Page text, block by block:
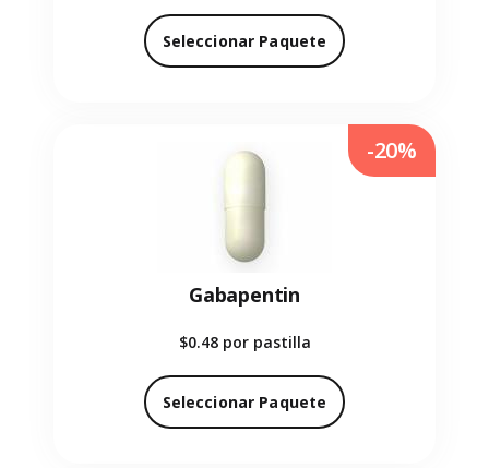
Seleccionar Paquete
Gabapentin
$0.48 por pastilla
Seleccionar Paquete
-20%